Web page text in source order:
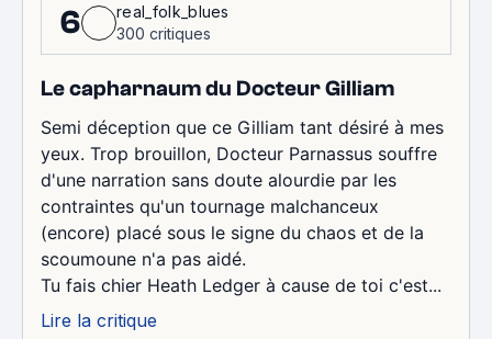
6
real_folk_blues
300 critiques
Le capharnaum du Docteur Gilliam
Semi déception que ce Gilliam tant désiré à mes
yeux. Trop brouillon, Docteur Parnassus souffre
d'une narration sans doute alourdie par les
contraintes qu'un tournage malchanceux
(encore) placé sous le signe du chaos et de la
scoumoune n'a pas aidé.
Tu fais chier Heath Ledger à cause de toi c'est...
Lire la critique